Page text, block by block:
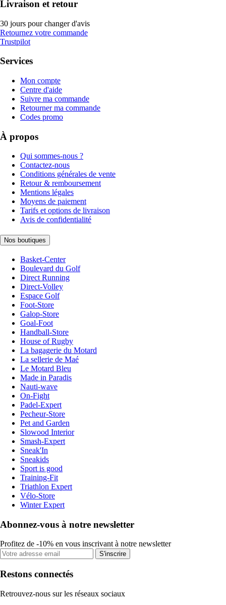
Livraison et retour
30 jours pour changer d'avis
Retournez votre commande
Trustpilot
Services
Mon compte
Centre d'aide
Suivre ma commande
Retourner ma commande
Codes promo
À propos
Qui sommes-nous ?
Contactez-nous
Conditions générales de vente
Retour & remboursement
Mentions légales
Moyens de paiement
Tarifs et options de livraison
Avis de confidentialité
Nos boutiques
Basket-Center
Boulevard du Golf
Direct Running
Direct-Volley
Espace Golf
Foot-Store
Galop-Store
Goal-Foot
Handball-Store
House of Rugby
La bagagerie du Motard
La sellerie de Maé
Le Motard Bleu
Made in Paradis
Nauti-wave
On-Fight
Padel-Expert
Pecheur-Store
Pet and Garden
Slowood Interior
Smash-Expert
Sneak'In
Sneakids
Sport is good
Training-Fit
Triathlon Expert
Vélo-Store
Winter Expert
Abonnez-vous à notre newsletter
Profitez de -10% en vous inscrivant à notre newsletter
S'inscrire
Restons connectés
Retrouvez-nous sur les réseaux sociaux